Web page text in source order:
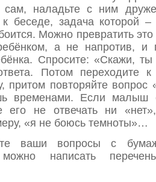
сам, наладьте с ним
беседе, задача которой –
Можно превратить
а не напротив, и
Спросите: «Скажи,
Потом переходите
притом повторяйте вопрос
временами. Если малыш
его не отвечать ни
«я не боюсь темноты»…
ваши вопросы с
можно написать